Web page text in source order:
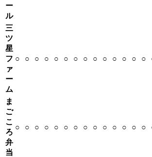
ー
ル
三
ツ
星
フ
ァ
ー
ム
○ ○ ○ ○ ○ ○ ○ ○ ○ ○ ○ ○ ○ ○
ま
ご
こ
ろ
弁
当
○ ○ ○ ○ ○ ○ ○ ○ ○ ○ ○ ○ ○ ○